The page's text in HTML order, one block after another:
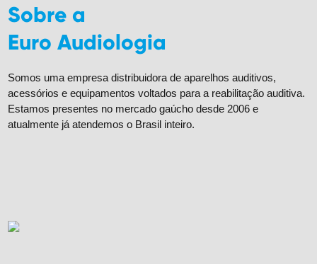
Sobre a
Euro Audiologia
Somos uma empresa distribuidora de aparelhos auditivos,
acessórios e equipamentos voltados para a reabilitação auditiva.
Estamos presentes no mercado gaúcho desde 2006 e
atualmente já atendemos o Brasil inteiro.